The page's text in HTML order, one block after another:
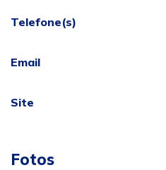
Telefone(s)
Email
Site
Fotos